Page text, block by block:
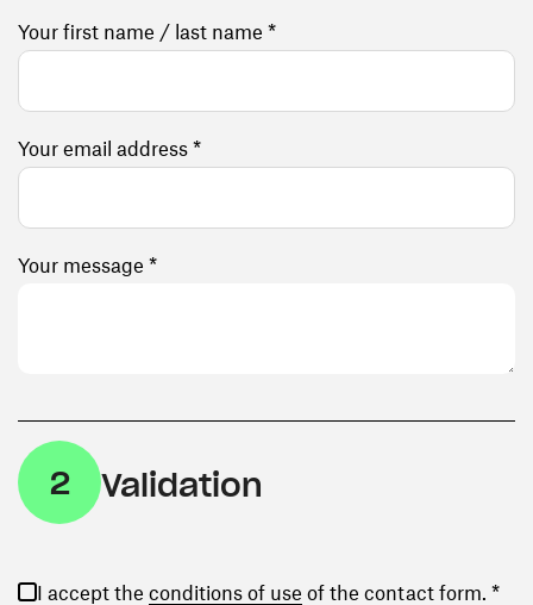
Your first name / last name *
Your email address *
Your message *
2 Validation
I accept the conditions of use (opens in a new window)
of the contact form. *